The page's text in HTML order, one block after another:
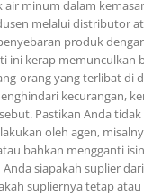
minum dalam
melalui distributor
produk
ini kerap memunculkan
orang yang terlibat di
kecurangan,
Pastikan Anda
oleh agen,
bahkan mengganti
siapakah suplier
supliernya tetap